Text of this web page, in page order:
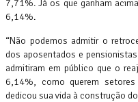
7,71%. Já os que ganham
6,14%.
“Não podemos admitir o
dos aposentados e
admitiram em público que o
6,14%, como querem
dedicou sua vida à construção